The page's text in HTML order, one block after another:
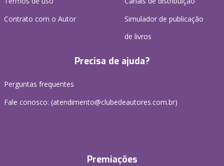
Contrato com o Autor
Simulador de publicação
de livros
Precisa de ajuda?
Perguntas frequentes
Fale conosco: (atendimento@clubedeautores.com.br)
Premiações